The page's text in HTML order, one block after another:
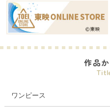
作品
ワンピース